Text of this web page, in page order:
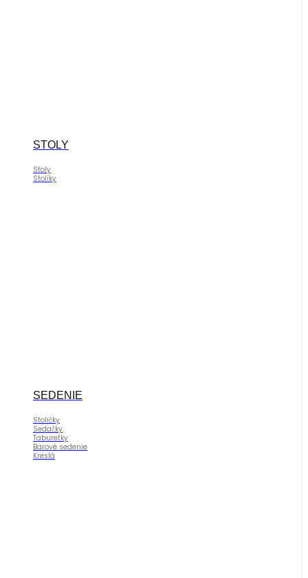
STOLY
Stoly
Stolíky
SEDENIE
Stoličky
Sedačky
Taburetky
Barové sedenie
Kreslá